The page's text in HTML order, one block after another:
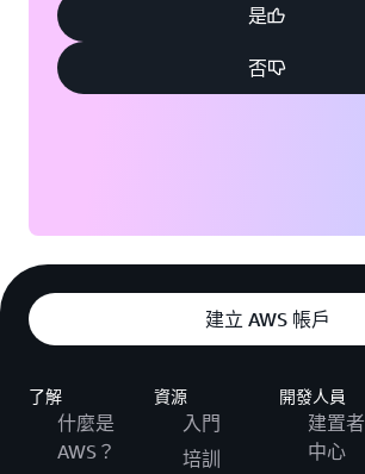
是
否
建立 AWS 帳戶
了解
什麼是
AWS？
資源
入門
培訓
開發人員
建置者
中心